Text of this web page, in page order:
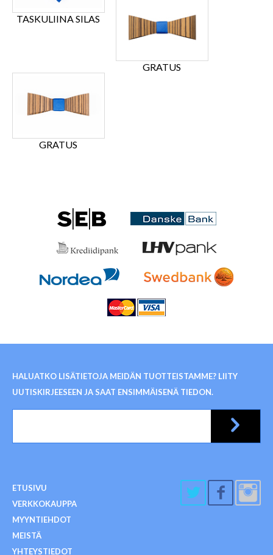
TASKULIINA SILAS
GRATUS
GRATUS
HALUATKO LISÄTIETOJA MEIDÄN TUOTTEISTAMME? LIITY
UUTISKIRJEESEEN JA SAAT ENSIMMÄISENÄ TIEDON.
ETUSIVU
VERKKOKAUPPA
MYYNTIEHDOT
MEISTÄ
YHTEYSTIEDOT